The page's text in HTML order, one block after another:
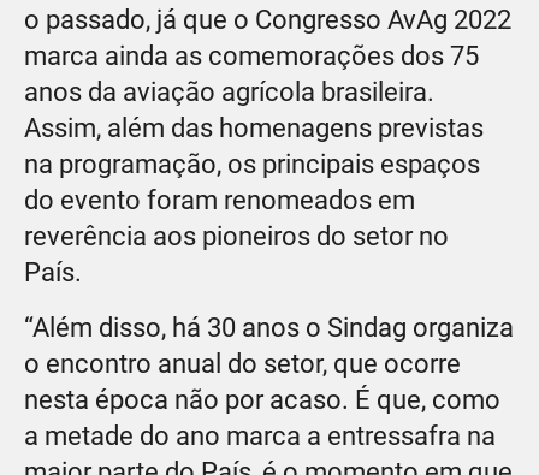
o passado, já que o Congresso AvAg 2022
marca ainda as comemorações dos 75
anos da aviação agrícola brasileira.
Assim, além das homenagens previstas
na programação, os principais espaços
do evento foram renomeados em
reverência aos pioneiros do setor no
País.
“Além disso, há 30 anos o Sindag organiza
o encontro anual do setor, que ocorre
nesta época não por acaso. É que, como
a metade do ano marca a entressafra na